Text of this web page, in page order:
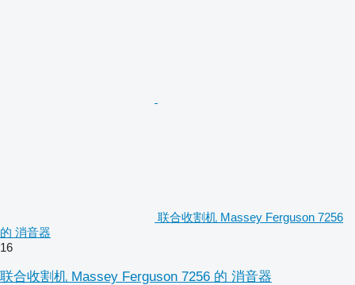
联合收割机 Massey Ferguson 7256
的 消音器
16
联合收割机 Massey Ferguson 7256 的 消音器